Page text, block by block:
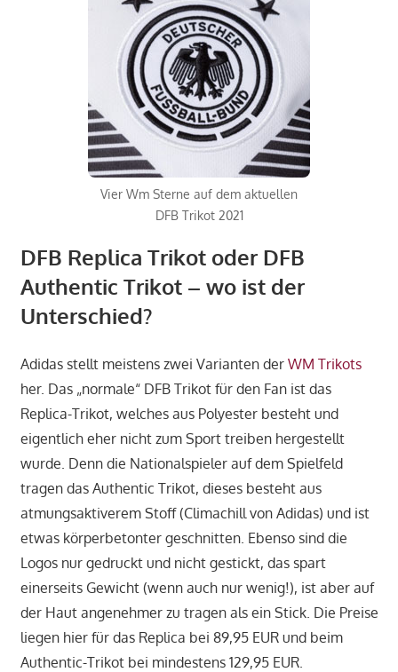
Vier Wm Sterne auf dem aktuellen
DFB Trikot 2021
DFB Replica Trikot oder DFB
Authentic Trikot – wo ist der
Unterschied?
Adidas stellt meistens zwei Varianten der WM Trikots
her. Das „normale“ DFB Trikot für den Fan ist das
Replica-Trikot, welches aus Polyester besteht und
eigentlich eher nicht zum Sport treiben hergestellt
wurde. Denn die Nationalspieler auf dem Spielfeld
tragen das Authentic Trikot, dieses besteht aus
atmungsaktiverem Stoff (Climachill von Adidas) und ist
etwas körperbetonter geschnitten. Ebenso sind die
Logos nur gedruckt und nicht gestickt, das spart
einerseits Gewicht (wenn auch nur wenig!), ist aber auf
der Haut angenehmer zu tragen als ein Stick. Die Preise
liegen hier für das Replica bei 89,95 EUR und beim
Authentic-Trikot bei mindestens 129,95 EUR.